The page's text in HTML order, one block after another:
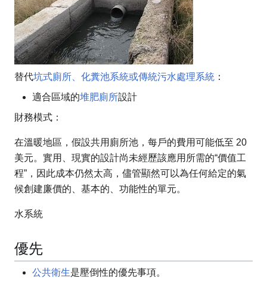
替代坑式廁所、化糞池系統或傳統污水處理系統 ：
適合區域的堆肥廁所設計
財務模式：
在溫暖地區，假設共用廁所池，每戶的費用可能低至 20
美元。實用、現實的設計尚未經歷該應用所需的“價值工
程”，因此成本仍然太高，儘管顯然可以為任何給定的氣
候創建廉價的、基本的、功能性的單元。
水系統
優先
公共衛生是壓倒性的優先事項。